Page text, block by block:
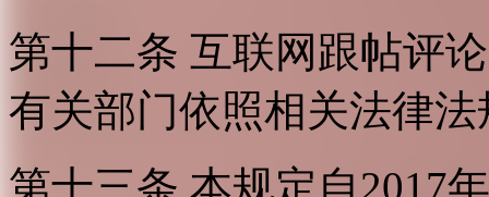
第十二条 互联网跟帖评
有关部门依照相关法律
第十三条 本规定自2017